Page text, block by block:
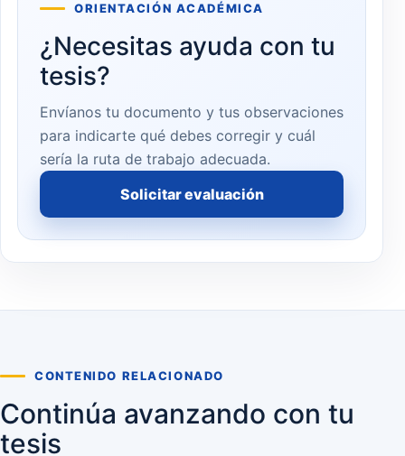
ORIENTACIÓN ACADÉMICA
¿Necesitas ayuda con tu
tesis?
Envíanos tu documento y tus observaciones
para indicarte qué debes corregir y cuál
sería la ruta de trabajo adecuada.
Solicitar evaluación
CONTENIDO RELACIONADO
Continúa avanzando con tu
tesis